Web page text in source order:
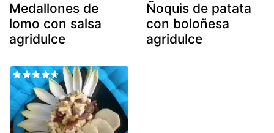
Medallones de
lomo con salsa
agridulce
Ñoquis de patata
con boloñesa
agridulce